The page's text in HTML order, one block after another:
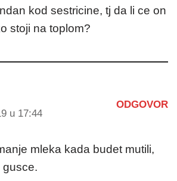
kod sestricine, tj da li ce on
stoji na toplom?
u 17:44
ODGOVOR
mleka kada budet mutili,
gusce.